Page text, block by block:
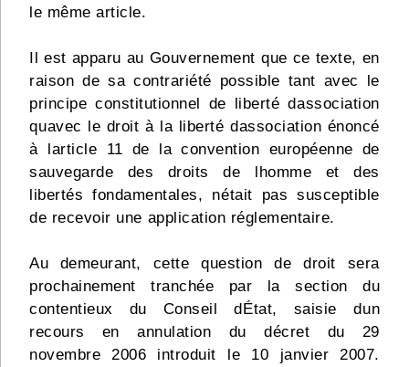
le même article.
Il est apparu au Gouvernement que ce texte, en
raison de sa contrariété possible tant avec le
principe constitutionnel de liberté dassociation
quavec le droit à la liberté dassociation énoncé
à larticle 11 de la convention européenne de
sauvegarde des droits de lhomme et des
libertés fondamentales, nétait pas susceptible
de recevoir une application réglementaire.
Au demeurant, cette question de droit sera
prochainement tranchée par la section du
contentieux du Conseil dÉtat, saisie dun
recours en annulation du décret du 29
novembre 2006 introduit le 10 janvier 2007.